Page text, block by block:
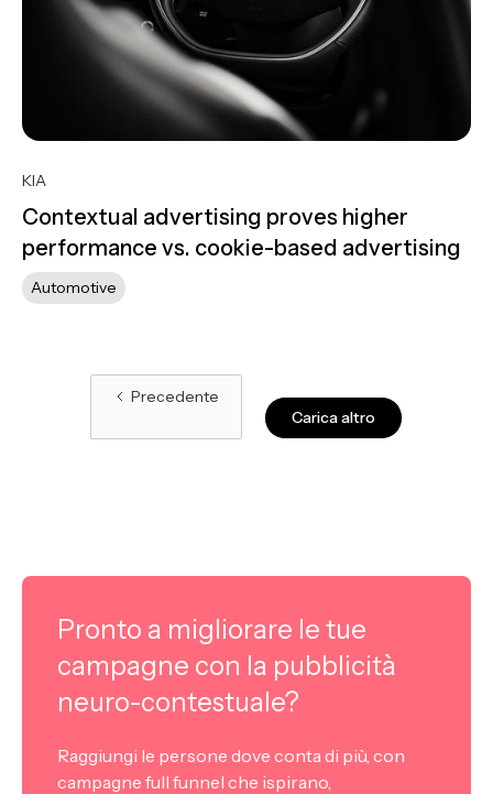
KIA
Contextual advertising proves higher
performance vs. cookie-based advertising
Automotive
Precedente
Carica altro
Pronto a migliorare le tue
campagne con la pubblicità
neuro-contestuale?
Raggiungi le persone dove conta di più, con
campagne full funnel che ispirano,